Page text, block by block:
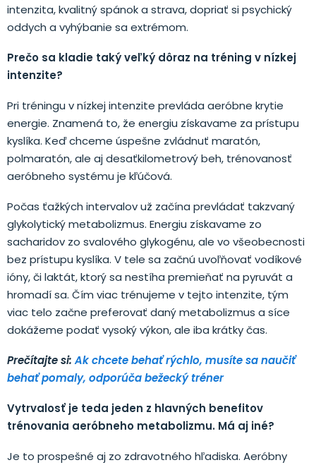
intenzita, kvalitný spánok a strava, dopriať si psychický
oddych a vyhýbanie sa extrémom.
Prečo sa kladie taký veľký dôraz na tréning v nízkej
intenzite?
Pri tréningu v nízkej intenzite prevláda aeróbne krytie
energie. Znamená to, že energiu získavame za prístupu
kyslíka. Keď chceme úspešne zvládnuť maratón,
polmaratón, ale aj desaťkilometrový beh, trénovanosť
aeróbneho systému je kľúčová.
Počas ťažkých intervalov už začína prevládať takzvaný
glykolytický metabolizmus. Energiu získavame zo
sacharidov zo svalového glykogénu, ale vo všeobecnosti
bez prístupu kyslíka. V tele sa začnú uvoľňovať vodíkové
ióny, či laktát, ktorý sa nestíha premieňať na pyruvát a
hromadí sa. Čím viac trénujeme v tejto intenzite, tým
viac telo začne preferovať daný metabolizmus a síce
dokážeme podať vysoký výkon, ale iba krátky čas.
Prečítajte si:Ak chcete behať rýchlo, musíte sa naučiť
behať pomaly, odporúča bežecký tréner
Vytrvalosť je teda jeden z hlavných benefitov
trénovania aeróbneho metabolizmu. Má aj iné?
Je to prospešné aj zo zdravotného hľadiska. Aeróbny